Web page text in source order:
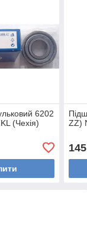
6202
(Чехія)
ZZ)
145